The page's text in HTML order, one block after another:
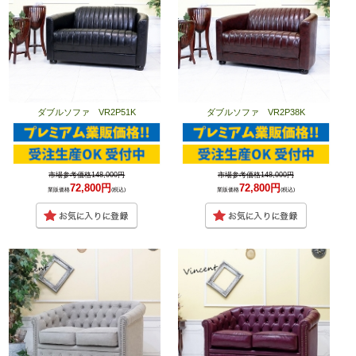
ダブルソファ VR2P51K
市場参考価格148,000円
業販価格72,800円(税込)
ダブルソファ VR2P38K
市場参考価格148,000円
業販価格72,800円(税込)